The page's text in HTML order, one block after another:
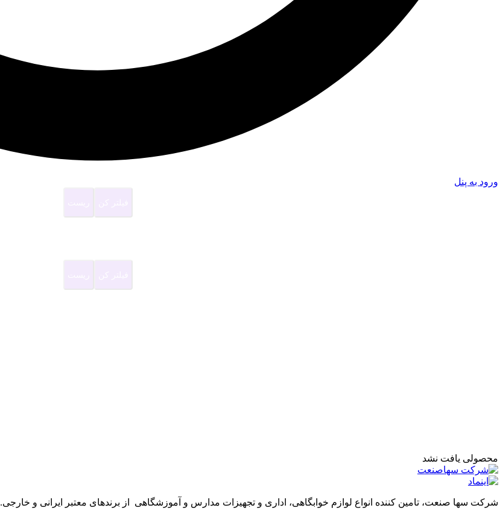
ورود به پنل
محصولی یافت نشد
شرکت سها صنعت، تامین کننده انواع لوازم خوابگاهی، اداری و تجهیزات مدارس و آموزشگاهی از برندهای معتبر ایرانی و خارجی.